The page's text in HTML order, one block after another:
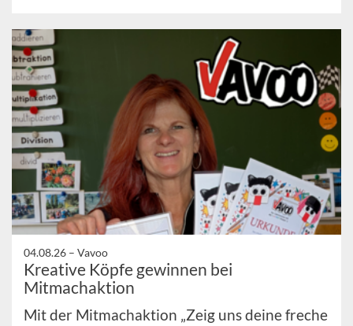
04.08.26 – Vavoo
Kreative Köpfe gewinnen bei
Mitmachaktion
Mit der Mitmachaktion „Zeig uns deine freche